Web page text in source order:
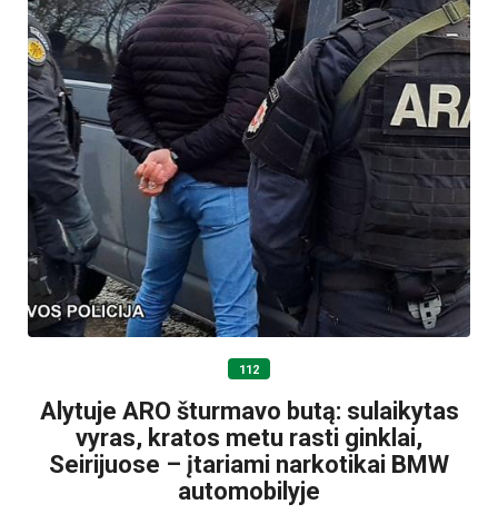
112
Alytuje ARO šturmavo butą: sulaikytas
vyras, kratos metu rasti ginklai,
Seirijuose – įtariami narkotikai BMW
automobilyje